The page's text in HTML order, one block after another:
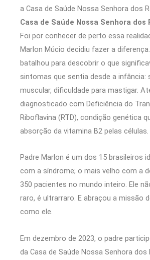
a Casa de Saúde Nossa Senhora dos
Casa de Saúde Nossa Senhora dos
Foi por conhecer de perto essa
Marlon Múcio decidiu fazer a
batalhou para descobrir o que
sintomas que sentia desde a infância:
muscular, dificuldade para mastigar.
diagnosticado com Deficiência do
Riboflavina (RTD), condição genética
absorção da vitamina B2 pelas células.
Padre Marlon é um dos 15 brasileiros
com a síndrome; o mais velho com a
350 pacientes no mundo inteiro. Ele
raro, é ultrarraro. E abraçou a missão
como ele.
Em dezembro de 2023, o padre
da Casa de Saúde Nossa Senhora dos